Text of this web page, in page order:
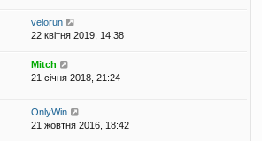
velorun
22 квітня 2019, 14:38
Mitch
21 січня 2018, 21:24
OnlyWin
21 жовтня 2016, 18:42